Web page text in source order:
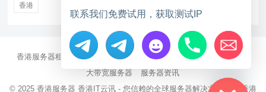
香港
香港服务器租用 海外CN2服务器 站群多IP服务器
海外云服务器
大带宽服务器
服务器资讯
© 2025 香港服务器 香港IT云讯 - 您信赖的全球服务器解决方案伙伴 香港
Hide chaty
联系我们免费试用，获取测试IP